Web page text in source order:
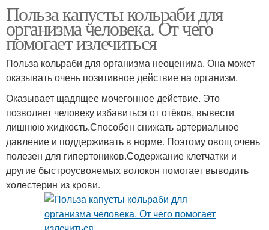
Польза капусты кольраби для
организма человека. От чего
помогает излечиться
Польза кольраби для организма неоценима. Она может
оказывать очень позитивное действие на организм.
Оказывает щадящее мочегонное действие. Это
позволяет человеку избавиться от отёков, вывести
лишнюю жидкость.Способен снижать артериальное
давление и поддерживать в норме. Поэтому овощ очень
полезен для гипертоников.Содержание клетчатки и
другие быстроусвояемых волокон помогает выводить
холестерин из крови.